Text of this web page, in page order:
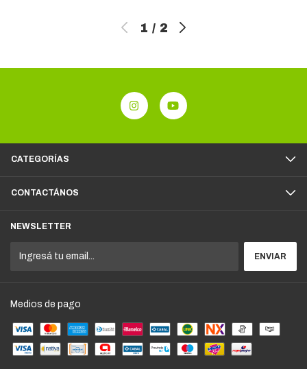
1 / 2
CATEGORÍAS
CONTACTÁNOS
NEWSLETTER
Medios de pago